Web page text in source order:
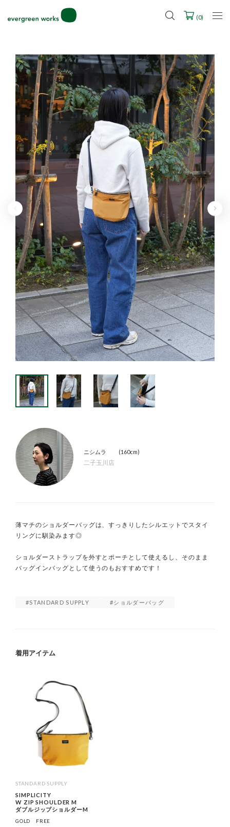
2027年ご入学用ランドセル受注会スケジュール
(0)
ニシムラ
二子玉川店
160cm
薄マチのショルダーバッグは、すっきりしたシルエットでスタイ
リングに馴染みます◎
ショルダーストラップを外すとポーチとして使えるし、そのまま
バッグインバッグとして使うのもおすすめです！
STANDARD SUPPLY ショルダーバッグ
着用アイテム
STANDARD SUPPLY
SIMPLICITY
W ZIP SHOULDER M
ダブルジップショルダーM
GOLD
FREE